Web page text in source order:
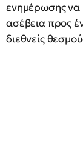
ενημέρωσης να
ασέβεια προς
διεθνείς